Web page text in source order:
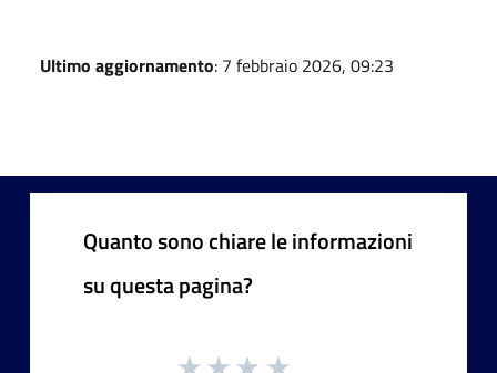
Ultimo aggiornamento: 7 febbraio 2026, 09:23
Quanto sono chiare le informazioni
su questa pagina?